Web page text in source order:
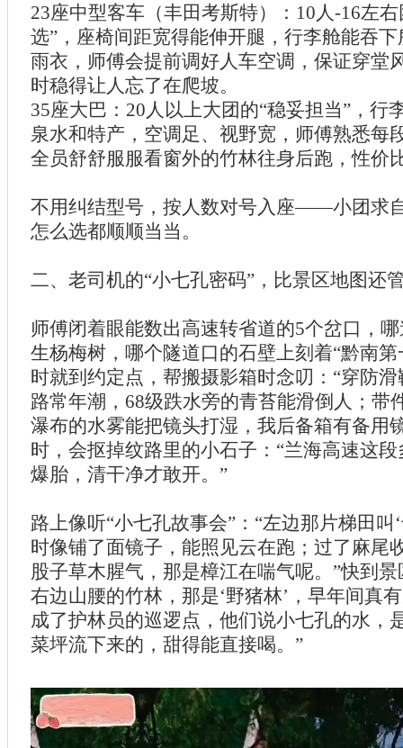
23座中型客车（丰田考斯特）：10人-16左
选”，座椅间距宽得能伸开腿，行李舱能吞
雨衣，师傅会提前调好人车空调，保证穿堂
时稳得让人忘了在爬坡。
35座大巴：20人以上大团的“稳妥担当”，行
泉水和特产，空调足、视野宽，师傅熟悉每
全员舒舒服服看窗外的竹林往身后跑，性价
不用纠结型号，按人数对号入座——小团求
怎么选都顺顺当当。
二、老司机的“小七孔密码”，比景区地图还
师傅闭着眼能数出高速转省道的5个岔口，
生杨梅树，哪个隧道口的石壁上刻着“黔南
时就到约定点，帮搬摄影箱时念叨：“穿防
路常年潮，68级跌水旁的青苔能滑倒人；带
瀑布的水雾能把镜头打湿，我后备箱有备用
时，会抠掉纹路里的小石子：“兰海高速这
爆胎，清干净才敢开。”
路上像听“小七孔故事会”：“左边那片梯田叫
时像铺了面镜子，能照见云在跑；过了麻尾
股子草木腥气，那是樟江在喘气呢。”快到
右边山腰的竹林，那是‘野猪林’，早年间真
成了护林员的巡逻点，他们说小七孔的水，
菜坪流下来的，甜得能直接喝。”